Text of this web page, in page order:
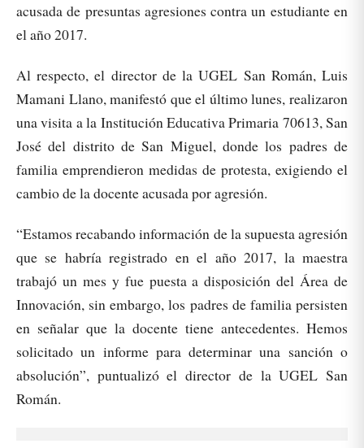
acusada de presuntas agresiones contra un estudiante en
el año 2017.
Al respecto, el director de la UGEL San Román, Luis
Mamani Llano, manifestó que el último lunes, realizaron
una visita a la Institución Educativa Primaria 70613, San
José del distrito de San Miguel, donde los padres de
familia emprendieron medidas de protesta, exigiendo el
cambio de la docente acusada por agresión.
“Estamos recabando información de la supuesta agresión
que se habría registrado en el año 2017, la maestra
trabajó un mes y fue puesta a disposición del Área de
Innovación, sin embargo, los padres de familia persisten
en señalar que la docente tiene antecedentes. Hemos
solicitado un informe para determinar una sanción o
absolución”, puntualizó el director de la UGEL San
Román.